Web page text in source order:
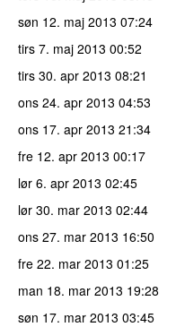
søn 12. maj 2013 07:24
tirs 7. maj 2013 00:52
tirs 30. apr 2013 08:21
ons 24. apr 2013 04:53
ons 17. apr 2013 21:34
fre 12. apr 2013 00:17
lør 6. apr 2013 02:45
lør 30. mar 2013 02:44
ons 27. mar 2013 16:50
fre 22. mar 2013 01:25
man 18. mar 2013 19:28
søn 17. mar 2013 03:45